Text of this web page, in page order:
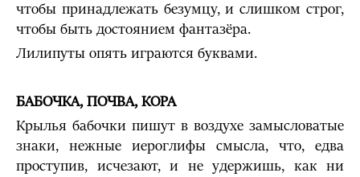
чтобы принадлежать безумцу, и слишком строг,
чтобы быть достоянием фантазёра.
Лилипуты опять играются буквами.
БАБОЧКА, ПОЧВА, КОРА
Крылья бабочки пишут в воздухе замысловатые
знаки, нежные иероглифы смысла, что, едва
проступив, исчезают, и не удержишь, как ни